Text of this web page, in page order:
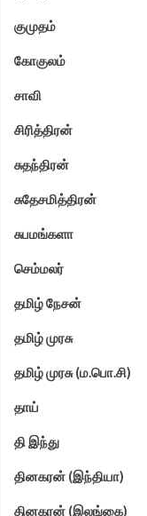
குமுதம்
கோகுலம்
சாவி
சிரித்திரன்
சுதந்திரன்
சுதேசமித்திரன்
சுபமங்களா
செம்மலர்
தமிழ் நேசன்
தமிழ் முரசு
தமிழ் முரசு (ம.பொ.சி)
தாய்
தி இந்து
தினகரன் (இந்தியா)
தினகரன் (இலங்கை)